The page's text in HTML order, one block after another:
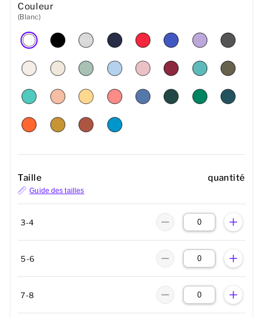
Couleur
(Blanc)
Taille quantité
Guide des tailles
3-4
5-6
7-8